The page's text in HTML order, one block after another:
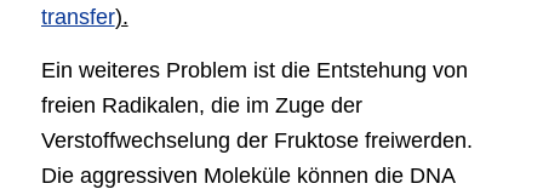
transfer).
Ein weiteres Problem ist die Entstehung von
freien Radikalen, die im Zuge der
Verstoffwechselung der Fruktose freiwerden.
Die aggressiven Moleküle können die DNA